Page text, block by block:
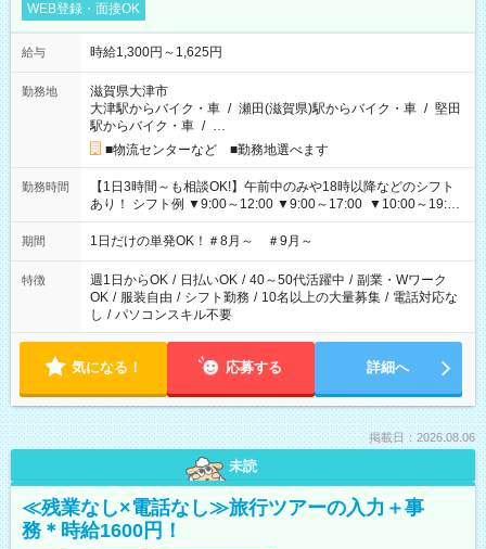
WEB登録・面接OK
給与 時給1,300円～1,625円
勤務地
滋賀県大津市
大津駅からバイク・車 / 瀬田(滋賀県)駅からバイク・車 / 堅田
駅からバイク・車 / …
■物流センターなど ■勤務地選べます
勤務時間
【1日3時間～も相談OK!】午前中のみや18時以降などのシフト
あり！ シフト例 ▼9:00～12:00 ▼9:00～17:00 ▼10:00～19:00
▼18:00～21:00
期間 1日だけの単発OK！＃8月～ ＃9月～
特徴 週1日からOK / 日払いOK / 40～50代活躍中 / 副業・Wワーク
OK / 服装自由 / シフト勤務 / 10名以上の大量募集 / 電話対応な
し / パソコンスキル不要
気になる！ 応募する 詳細へ
掲載日：2026.08.06
未読
≪残業なし×電話なし≫旅行ツアーの入力＋事
務＊時給1600円！